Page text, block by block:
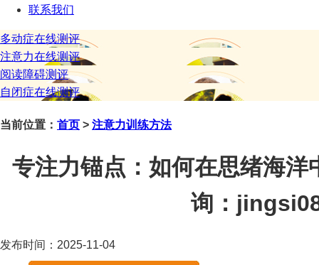
联系我们
多动症在线测评
注意力在线测评
阅读障碍测评
自闭症在线测评
当前位置： 首页 > 注意力训练方法
专注力锚点：如何在思绪海洋
询：
发布时间：2025-11-04